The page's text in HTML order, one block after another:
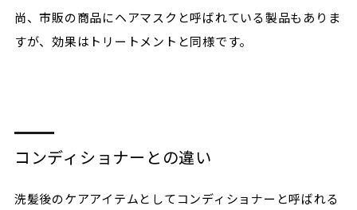
尚、市販の商品にヘアマスクと呼ばれている製品もありま
すが、効果はトリートメントと同様です。
コンディショナーとの違い
洗髪後のケアアイテムとしてコンディショナーと呼ばれる